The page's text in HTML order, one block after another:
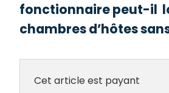
fonctionnaire peut-il
chambres d’hôtes
Cet article est payant